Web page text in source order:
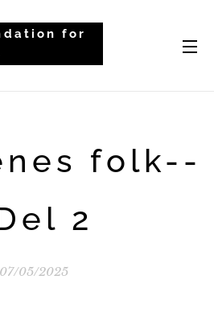
for
folk--
2
07/05/2025